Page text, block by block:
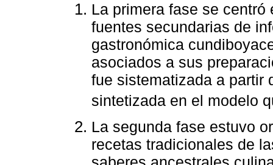
La primera fase se
fuentes secundarias de
gastronómica
asociados a sus
fue sistematizada a partir
sintetizada en el modelo
La segunda fase estuvo
recetas tradicionales de